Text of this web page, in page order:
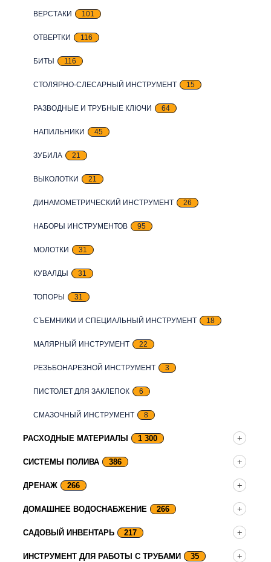
ВЕРСТАКИ 101
ОТВЕРТКИ 116
БИТЫ 116
СТОЛЯРНО-СЛЕСАРНЫЙ ИНСТРУМЕНТ 15
РАЗВОДНЫЕ И ТРУБНЫЕ КЛЮЧИ 64
НАПИЛЬНИКИ 45
ЗУБИЛА 21
ВЫКОЛОТКИ 21
ДИНАМОМЕТРИЧЕСКИЙ ИНСТРУМЕНТ 26
НАБОРЫ ИНСТРУМЕНТОВ 95
МОЛОТКИ 31
КУВАЛДЫ 31
ТОПОРЫ 31
СЪЕМНИКИ И СПЕЦИАЛЬНЫЙ ИНСТРУМЕНТ 18
МАЛЯРНЫЙ ИНСТРУМЕНТ 22
РЕЗЬБОНАРЕЗНОЙ ИНСТРУМЕНТ 3
ПИСТОЛЕТ ДЛЯ ЗАКЛЕПОК 6
СМАЗОЧНЫЙ ИНСТРУМЕНТ 8
РАСХОДНЫЕ МАТЕРИАЛЫ 1 300
СИСТЕМЫ ПОЛИВА 386
ДРЕНАЖ 266
ДОМАШНЕЕ ВОДОСНАБЖЕНИЕ 266
САДОВЫЙ ИНВЕНТАРЬ 217
ИНСТРУМЕНТ ДЛЯ РАБОТЫ С ТРУБАМИ 35